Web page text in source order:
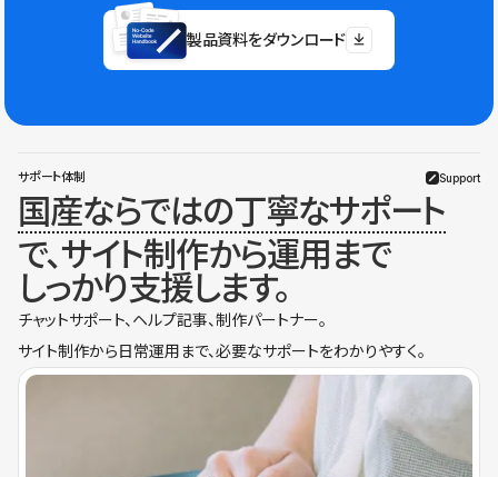
製品資料をダウンロード
サポート体制 Support
国産ならではの丁寧なサポート
で、サイト制作から運用まで
しっかり支援します。
チャットサポート、ヘルプ記事、制作パートナー。
サイト制作から日常運用まで、必要なサポートをわかりやすく。